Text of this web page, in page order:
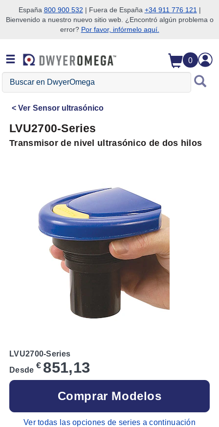
Saltar a la búsqueda
Saltar al contenido principal
Saltar a la navegación
España 800 900 532 | Fuera de España +34 911 776 121 |
Bienvenido a nuestro nuevo sitio web. ¿Encontró algún problema o
error? Por favor, infórmelo aquí.
0
Buscar
DwyerOmega
Ver Sensor ultrasónico
LVU2700-Series
Transmisor de nivel ultrasónico de dos hilos
LVU2700-Series
Desde € 851,13
Comprar Modelos
Ver todas las opciones de series a continuación